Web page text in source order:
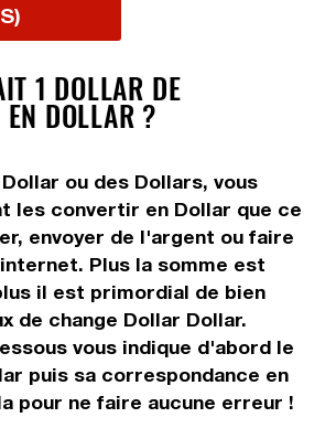
1 DOLLAR DE
DOLLAR ?
ou des Dollars, vous
les convertir en Dollar que ce
envoyer de l'argent ou faire
Plus la somme est
il est primordial de bien
de change Dollar Dollar.
vous indique d'abord le
puis sa correspondance en
pour ne faire aucune erreur !